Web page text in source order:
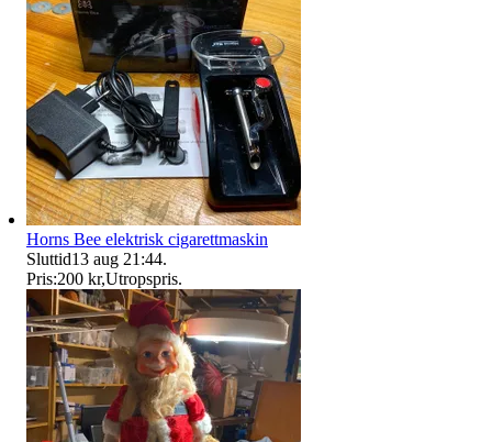
Horns Bee elektrisk cigarettmaskin
Sluttid13 aug 21:44.
Pris:200 kr,Utropspris.